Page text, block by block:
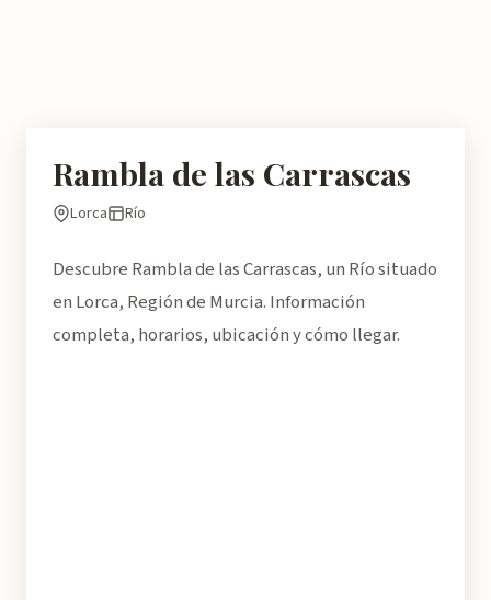
Rambla de las Carrascas
Lorca Río
Descubre Rambla de las Carrascas, un Río situado
en Lorca, Región de Murcia. Información
completa, horarios, ubicación y cómo llegar.